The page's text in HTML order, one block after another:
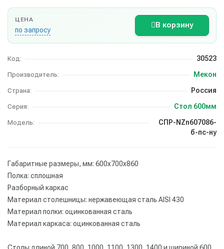
ЦЕНА
по запросу
В корзину
Код: 30523
Производитель: Мекон
Страна: Россия
Серия: Стол 600мм
Модель:
СПР-NZn607086-
б-пс-ну
Габаритные размеры, мм: 600х700х860
Полка: сплошная
Разборный каркас
Материал столешницы: нержавеющая сталь AISI 430
Материал полки: оцинкованная сталь
Материал каркаса: оцинкованная сталь
Столы длиной 700, 800, 1000, 1100, 1300, 1400 и шириной 600,